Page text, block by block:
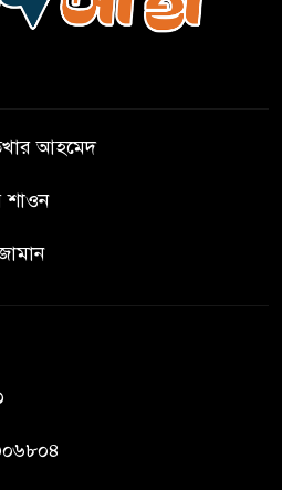
জুলাই গণঅভ্যুত্থান দিবসের
সাকিব আল হাসানের বাড়িতে বোমা
নতুন মেরুকরণ?
আহমেদ
শাওন